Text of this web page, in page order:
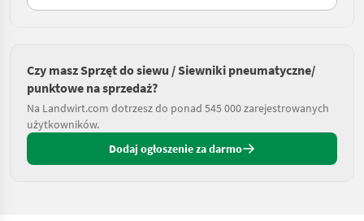
Czy masz Sprzęt do siewu / Siewniki pneumatyczne/
punktowe na sprzedaż?
Na Landwirt.com dotrzesz do ponad 545 000 zarejestrowanych
użytkowników.
Dodaj ogłoszenie za darmo